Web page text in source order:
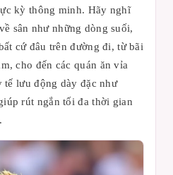
kỳ thông minh. Hãy nghĩ
sân như những dòng suối,
cứ đâu trên đường đi, từ bãi
cho đến các quán ăn vỉa
tế lưu động dày đặc như
rút ngắn tối đa thời gian